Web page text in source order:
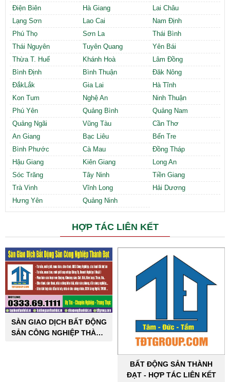
Điện Biên
Hà Giang
Lai Châu
Lạng Sơn
Lao Cai
Nam Định
Phú Thọ
Sơn La
Thái Bình
Thái Nguyên
Tuyên Quang
Yên Bái
Thừa T. Huế
Khánh Hoà
Lâm Đồng
Bình Định
Bình Thuận
Đăk Nông
ĐắkLắk
Gia Lai
Hà Tĩnh
Kon Tum
Nghệ An
Ninh Thuận
Phú Yên
Quảng Bình
Quảng Nam
Quảng Ngãi
Vũng Tàu
Cần Thơ
An Giang
Bạc Liêu
Bến Tre
Bình Phước
Cà Mau
Đồng Tháp
Hậu Giang
Kiên Giang
Long An
Sóc Trăng
Tây Ninh
Tiền Giang
Trà Vinh
Vĩnh Long
Hải Dương
Hưng Yên
Quảng Ninh
HỢP TÁC LIÊN KẾT
SÀN GIAO DỊCH BẤT ĐỘNG
SẢN CÔNG NGHIỆP THÀNH
BẤT ĐỘNG SẢN THÀNH
ĐẠT - HỢP TÁC LIÊN KẾT